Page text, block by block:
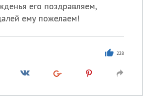
его поздравляем,
ему пожелаем!
228